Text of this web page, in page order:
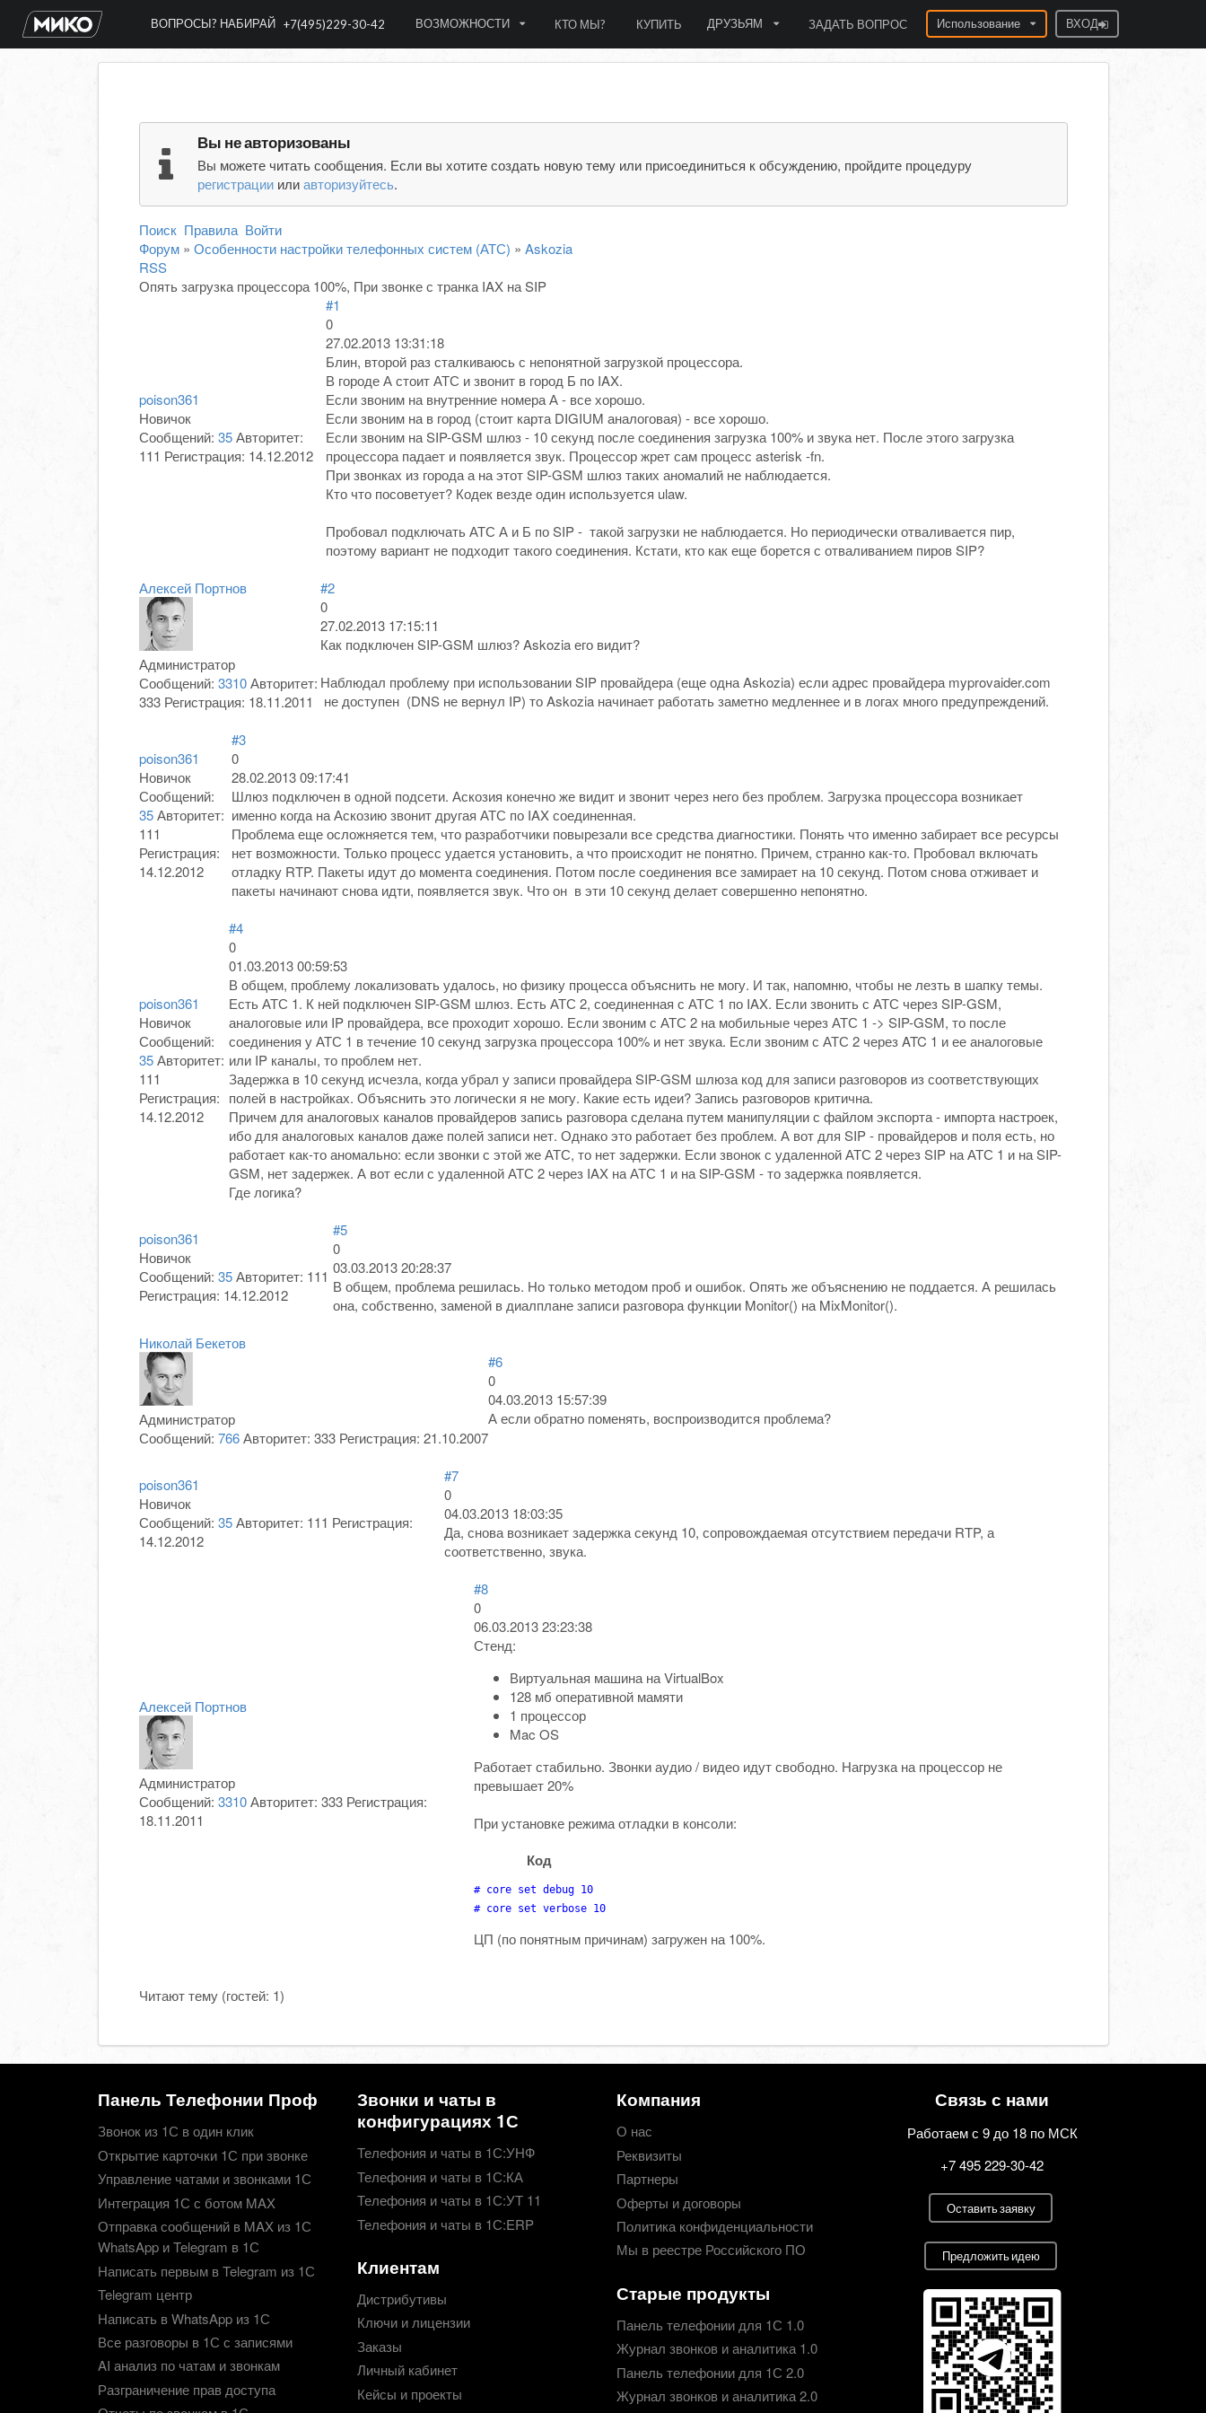
ВОПРОСЫ? НАБИРАЙ+7(495)229-30-42 ВОЗМОЖНОСТИ КТО МЫ? КУПИТЬ ДРУЗЬЯМ ЗАДАТЬ ВОПРОС Использование ВХОД
Вы не авторизованы
Вы можете читать сообщения. Если вы хотите создать новую тему или присоединиться к обсуждению, пройдите процедуру
регистрации илиавторизуйтесь.
Поиск Правила Войти
Форум » Особенности настройки телефонных систем (АТС) » Askozia
RSS
Опять загрузка процессора 100%, При звонке с транка IAX на SIP
poison361
Новичок
Сообщений: 35 Авторитет:
111 Регистрация: 14.12.2012
#1
0
27.02.2013 13:31:18
Блин, второй раз сталкиваюсь с непонятной загрузкой процессора.
В городе А стоит АТС и звонит в город Б по IAX.
Если звоним на внутренние номера А - все хорошо.
Если звоним на в город (стоит карта DIGIUM аналоговая) - все хорошо.
Если звоним на SIP-GSM шлюз - 10 секунд после соединения загрузка 100% и звука нет. После этого загрузка
процессора падает и появляется звук. Процессор жрет сам процесс asterisk -fn.
При звонках из города а на этот SIP-GSM шлюз таких аномалий не наблюдается.
Кто что посоветует? Кодек везде один используется ulaw.
Пробовал подключать АТС А и Б по SIP - такой загрузки не наблюдается. Но периодически отваливается пир,
поэтому вариант не подходит такого соединения. Кстати, кто как еще борется с отваливанием пиров SIP?
Алексей Портнов
Администратор
Сообщений: 3310 Авторитет:
333 Регистрация: 18.11.2011
#2
0
27.02.2013 17:15:11
Как подключен SIP-GSM шлюз? Askozia его видит?
Наблюдал проблему при использовании SIP провайдера (еще одна Askozia) если адрес провайдера myprovaider.com
не доступен (DNS не вернул IP) то Askozia начинает работать заметно медленнее и в логах много предупреждений.
poison361
Новичок
Сообщений:
35 Авторитет:
111
Регистрация:
14.12.2012
#3
0
28.02.2013 09:17:41
Шлюз подключен в одной подсети. Аскозия конечно же видит и звонит через него без проблем. Загрузка процессора возникает
именно когда на Аскозию звонит другая АТС по IAX соединенная.
Проблема еще осложняется тем, что разработчики повырезали все средства диагностики. Понять что именно забирает все ресурсы
нет возможности. Только процесс удается установить, а что происходит не понятно. Причем, странно как-то. Пробовал включать
отладку RTP. Пакеты идут до момента соединения. Потом после соединения все замирает на 10 секунд. Потом снова отживает и
пакеты начинают снова идти, появляется звук. Что он в эти 10 секунд делает совершенно непонятно.
poison361
Новичок
Сообщений:
35 Авторитет:
111
Регистрация:
14.12.2012
#4
0
01.03.2013 00:59:53
В общем, проблему локализовать удалось, но физику процесса объяснить не могу. И так, напомню, чтобы не лезть в шапку темы.
Есть АТС 1. К ней подключен SIP-GSM шлюз. Есть АТС 2, соединенная с АТС 1 по IAX. Если звонить с АТС через SIP-GSM,
аналоговые или IP провайдера, все проходит хорошо. Если звоним с АТС 2 на мобильные через АТС 1 -> SIP-GSM, то после
соединения у АТС 1 в течение 10 секунд загрузка процессора 100% и нет звука. Если звоним с АТС 2 через ATC 1 и ее аналоговые
или IP каналы, то проблем нет.
Задержка в 10 секунд исчезла, когда убрал у записи провайдера SIP-GSM шлюза код для записи разговоров из соответствующих
полей в настройках. Объяснить это логически я не могу. Какие есть идеи? Запись разговоров критична.
Причем для аналоговых каналов провайдеров запись разговора сделана путем манипуляции с файлом экспорта - импорта настроек,
ибо для аналоговых каналов даже полей записи нет. Однако это работает без проблем. А вот для SIP - провайдеров и поля есть, но
работает как-то аномально: если звонки с этой же АТС, то нет задержки. Если звонок с удаленной АТС 2 через SIP на АТС 1 и на SIP-
GSM, нет задержек. А вот если с удаленной АТС 2 через IAX на АТС 1 и на SIP-GSM - то задержка появляется.
Где логика?
poison361
Новичок
Сообщений: 35 Авторитет: 111
Регистрация: 14.12.2012
#5
0
03.03.2013 20:28:37
В общем, проблема решилась. Но только методом проб и ошибок. Опять же объяснению не поддается. А решилась
она, собственно, заменой в диалплане записи разговора функции Monitor() на MixMonitor().
Николай Бекетов
Администратор
Сообщений: 766 Авторитет: 333 Регистрация: 21.10.2007
#6
0
04.03.2013 15:57:39
А если обратно поменять, воспроизводится проблема?
poison361
Новичок
Сообщений: 35 Авторитет: 111 Регистрация:
14.12.2012
#7
0
04.03.2013 18:03:35
Да, снова возникает задержка секунд 10, сопровождаемая отсутствием передачи RTP, а
соответственно, звука.
Алексей Портнов
Администратор
Сообщений: 3310 Авторитет: 333 Регистрация:
18.11.2011
#8
0
06.03.2013 23:23:38
Стенд:
Виртуальная машина на VirtualBox
128 мб оперативной мамяти
1 процессор
Mac OS
Работает стабильно. Звонки аудио / видео идут свободно. Нагрузка на процессор не
превышает 20%
При установке режима отладки в консоли:
Код
# core set debug 10
# core set verbose 10
ЦП (по понятным причинам) загружен на 100%.
Читают тему (гостей: 1)
Панель Телефонии Проф
Звонок из 1С в один клик
Открытие карточки 1С при звонке
Управление чатами и звонками 1С
Интеграция 1С с ботом MAX
Отправка сообщений в MAX из 1С
WhatsApp и Telegram в 1С
Написать первым в Telegram из 1С
Telegram центр
Написать в WhatsApp из 1С
Все разговоры в 1С с записями
AI анализ по чатам и звонкам
Разграничение прав доступа
Звонки и чаты в
конфигурациях 1С
Телефония и чаты в 1С:УНФ
Телефония и чаты в 1С:КА
Телефония и чаты в 1С:УТ 11
Телефония и чаты в 1С:ERP
Клиентам
Дистрибутивы
Ключи и лицензии
Заказы
Личный кабинет
Кейсы и проекты
Компания
О нас
Реквизиты
Партнеры
Оферты и договоры
Политика конфиденциальности
Мы в реестре Российского ПО
Старые продукты
Панель телефонии для 1С 1.0
Журнал звонков и аналитика 1.0
Панель телефонии для 1С 2.0
Журнал звонков и аналитика 2.0
Связь с нами
Работаем с 9 до 18 по МСК
+7 495 229-30-42
Оставить заявку
Предложить идею